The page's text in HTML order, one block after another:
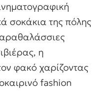
σοκάκια της πόλης
η
φακό χαρίζοντας
fashion